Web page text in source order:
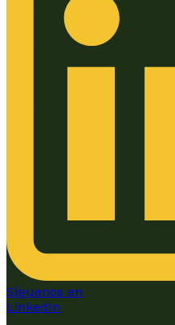
Síguenos en
LinkedIn